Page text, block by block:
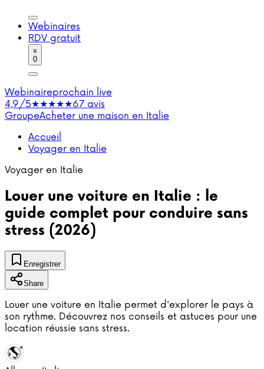
Webinaires
RDV gratuit
0
Webinaireprochain live
4,9/5★★★★★67 avis
GroupeAcheter une maison en Italie
Accueil
Voyager en Italie
Voyager en Italie
Louer une voiture en Italie : le
guide complet pour conduire sans
stress (2026)
Enregistrer
Share
Louer une voiture en Italie permet d'explorer le pays à
son rythme. Découvrez nos conseils et astuces pour une
location réussie sans stress.